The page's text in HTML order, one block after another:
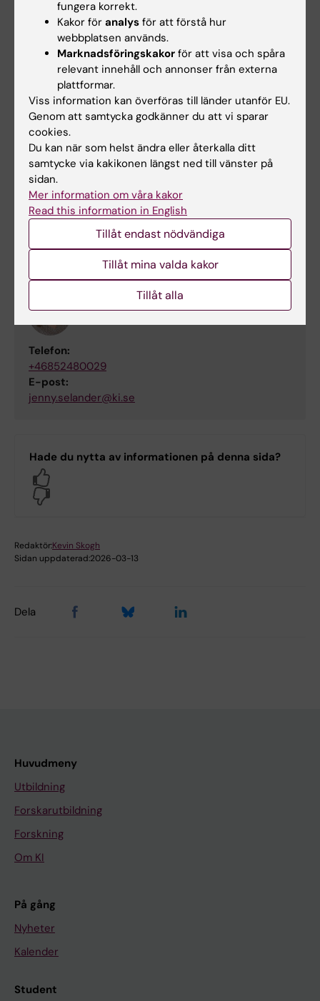
Wallas AE, Eriksson C, Ögren M, Pyko A,
Sjöström M, Melén E, Pershagen G, Gruzieva O
Environ Res 2020 Jun;185():109404
Kontaktpersoner
swejem@ki.se
Adjungerad Adjunkt
mattias.sjostrom@ki.se
Jenny Viktoria Selander
Telefon:
+46852480029
E-post:
jenny.selander@ki.se
Hade du nytta av informationen på denna sida?
Redaktör:Kevin Skogh
Sidan uppdaterad:2026-03-13
Dela
Huvudmeny
Utbildning
Forskarutbildning
Forskning
Om KI
På gång
Nyheter
Kalender
Student
fungera korrekt.
Kakor för analys för att förstå hur
webbplatsen används.
Marknadsföringskakor för att visa och spåra
relevant innehåll och annonser från externa
plattformar.
Viss information kan överföras till länder utanför EU.
Genom att samtycka godkänner du att vi sparar
cookies.
Du kan när som helst ändra eller återkalla ditt
samtycke via kakikonen längst ned till vänster på
sidan.
Mer information om våra kakor
Read this information in English
Tillåt endast nödvändiga
Tillåt mina valda kakor
Tillåt alla